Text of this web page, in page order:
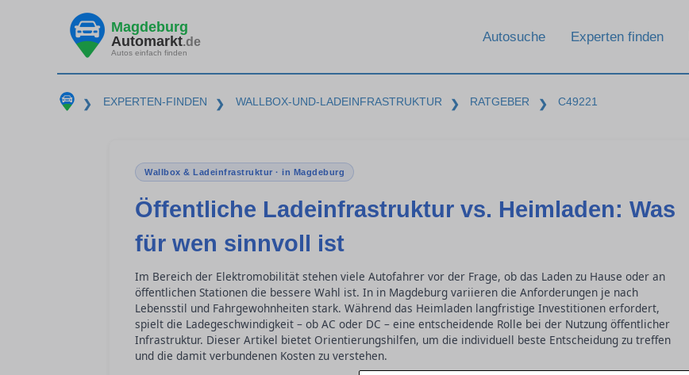
Magdeburg
Automarkt.de
Autos einfach finden
Autosuche Experten finden
❯ EXPERTEN-FINDEN ❯ WALLBOX-UND-LADEINFRASTRUKTUR ❯ RATGEBER ❯ C49221
Wallbox & Ladeinfrastruktur · in Magdeburg
Öffentliche Ladeinfrastruktur vs. Heimladen: Was
für wen sinnvoll ist
Im Bereich der Elektromobilität stehen viele Autofahrer vor der Frage, ob das Laden zu Hause oder an
öffentlichen Stationen die bessere Wahl ist. In in Magdeburg variieren die Anforderungen je nach
Lebensstil und Fahrgewohnheiten stark. Während das Heimladen langfristige Investitionen erfordert,
spielt die Ladegeschwindigkeit – ob AC oder DC – eine entscheidende Rolle bei der Nutzung öffentlicher
Infrastruktur. Dieser Artikel bietet Orientierungshilfen, um die individuell beste Entscheidung zu treffen
und die damit verbundenen Kosten zu verstehen.